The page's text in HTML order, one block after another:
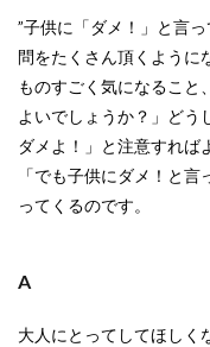
”子供に「ダメ！」と言
問をたくさん頂くように
ものすごく気になること
よいでしょうか？」どう
ダメよ！」と注意すれば
「でも子供にダメ！と
ってくるのです。
A
大人にとってしてほしく